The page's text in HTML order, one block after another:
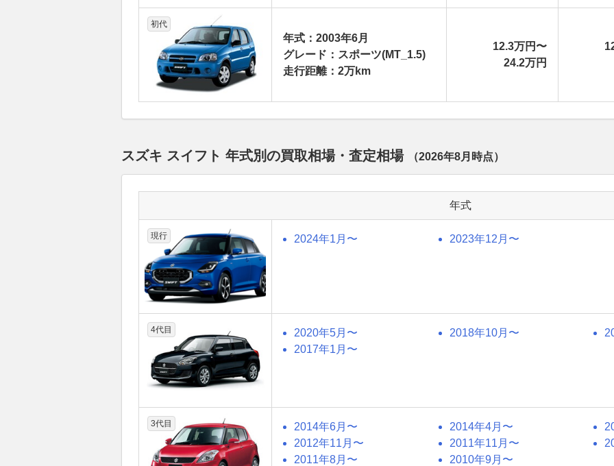
初代
年式：2003年6月
グレード：スポーツ(MT_1.5)
走行距離：2万km
12.3万円〜
24.2万円
スズキ スイフト 年式別の買取相場・査定相場 （2026年8月 時点）
年式
現行 2024年1月〜 2023年12月〜
4代目 2020年5月〜 2018年10月〜
2017年1月〜
3代目 2014年6月〜 2014年4月〜
2012年11月〜
2011年11月〜
2011年8月〜
2010年9月〜